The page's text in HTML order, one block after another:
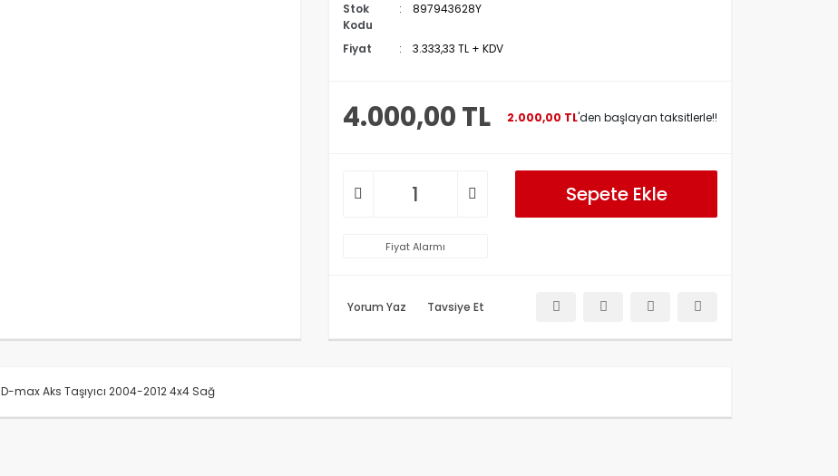
Stok
Kodu
897943628Y
Fiyat 3.333,33 TL + KDV
4.000,00 TL 2.000,00 TL'den başlayan taksitlerle!!
Sepete Ekle
Fiyat Alarmı
Yorum Yaz Tavsiye Et
D-max Aks Taşıyıcı 2004-2012 4x4 Sağ